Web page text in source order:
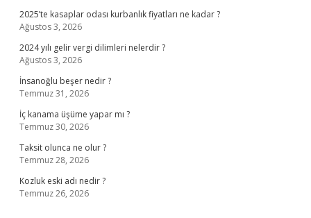
2025’te kasaplar odası kurbanlık fiyatları ne kadar ?
Ağustos 3, 2026
2024 yılı gelir vergi dilimleri nelerdir ?
Ağustos 3, 2026
İnsanoğlu beşer nedir ?
Temmuz 31, 2026
İç kanama üşüme yapar mı ?
Temmuz 30, 2026
Taksit olunca ne olur ?
Temmuz 28, 2026
Kozluk eski adı nedir ?
Temmuz 26, 2026